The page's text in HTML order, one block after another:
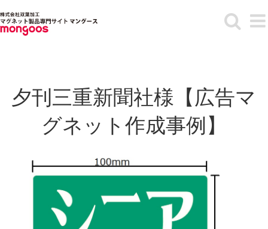
to
content
夕刊三重新聞社様【広告マ
グネット作成事例】